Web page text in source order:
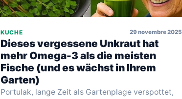
KUCHE 29 novembre 2025
Dieses vergessene Unkraut hat
mehr Omega-3 als die meisten
Fische (und es wächst in Ihrem
Garten)
Portulak, lange Zeit als Gartenplage verspottet,